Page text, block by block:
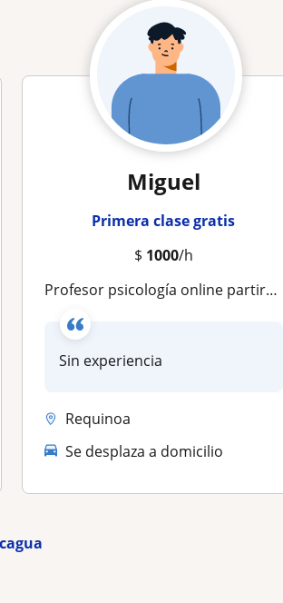
Miguel
Primera clase gratis
$ 1000/h
Profesor psicología online partirme requinoa
Sin experiencia
Requinoa
Se desplaza a domicilio